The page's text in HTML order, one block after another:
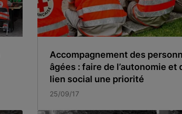
Accompagnement des
âgées : faire de l’autonomie et
lien social une priorité
25/09/17